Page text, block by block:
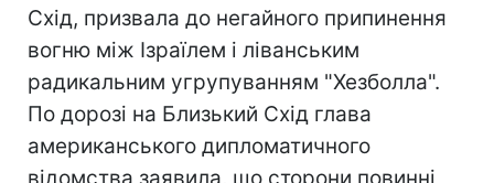
Схід, призвала до негайного припинення
вогню між Ізраїлем і ліванським
радикальним угрупуванням "Хезболла".
По дорозі на Близький Схід глава
американського дипломатичного